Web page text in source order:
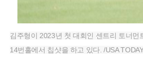
김주형이 2023년 첫 대회인 센트리 토너먼
14번홀에서 칩샷을 하고 있다. /USA